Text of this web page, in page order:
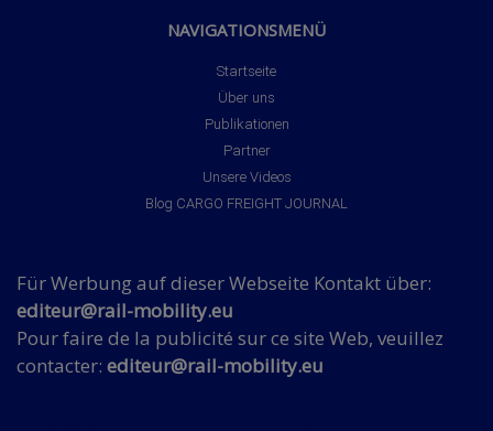
NAVIGATIONSMENÜ
Startseite
Über uns
Publikationen
Partner
Unsere Videos
Blog CARGO FREIGHT JOURNAL
Für Werbung auf dieser Webseite Kontakt über:
editeur@rail-mobility.eu
Pour faire de la publicité sur ce site Web, veuillez
contacter: editeur@rail-mobility.eu